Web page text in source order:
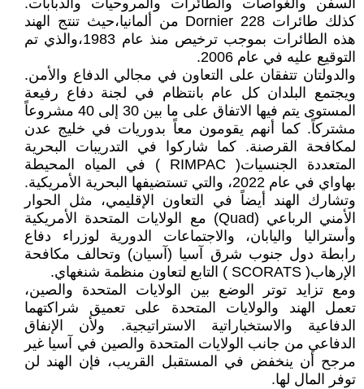
السفن والغواصات والطائرات والمروحيات والدبابات.
كذلك طائرات Dornier 228 من ألمانيا،حيث تنتج الهند
هذه الطائرات بموجب ترخيص منذ عام 1983،والذي تم
التوقيع عليه في عام 2006.
والدولتان تتفقان على التعاون في مجالي الدفاع والأمن.
ويجتمع البلدان كل عام بانتظام في لجنة دفاع رفيعة
المستوى يتم فيها الاتفاق على ما بين 30 إلى 40 مشروعاً
مشتركاً. كما أنهم يقومون معاً بدوريات في خليج عدن
لمكافحة القرصنة. كما شاركوا في التدريبات البحرية
المتعددة الجنسيات( RIMPAC ) في المياه المحيطة
بهاواي في عام 2022، والتي تستضيفها البحرية الأمريكية.
وتشارك الهند أيضاً في التعاون الإقليمي، مثل الحوار
الأمني الرباعي (Quad) مع الولايات المتحدة الأمريكية
وأستراليا واليابان، والاجتماعات الدورية لوزراء دفاع
رابطة دول جنوب شرق آسيا (آسيان) وتحالف مكافحة
الإرهاب( SCORATS ) التابع لتعاون منظمة شنغهاي.
ومع تزايد توتر الوضع بين الولايات المتحدة والصين،
تعمل الهند والولايات المتحدة على تعميق شراكتهما
الدفاعية والاستخباراتية الاستراتيجية. ولأن الإنفاق
الدفاعي من جانب الولايات المتحدة والصين في آسيا غير
مرجح أن ينخفض في المستقبل القريب، فإن الهند لن
توفر المال لها.